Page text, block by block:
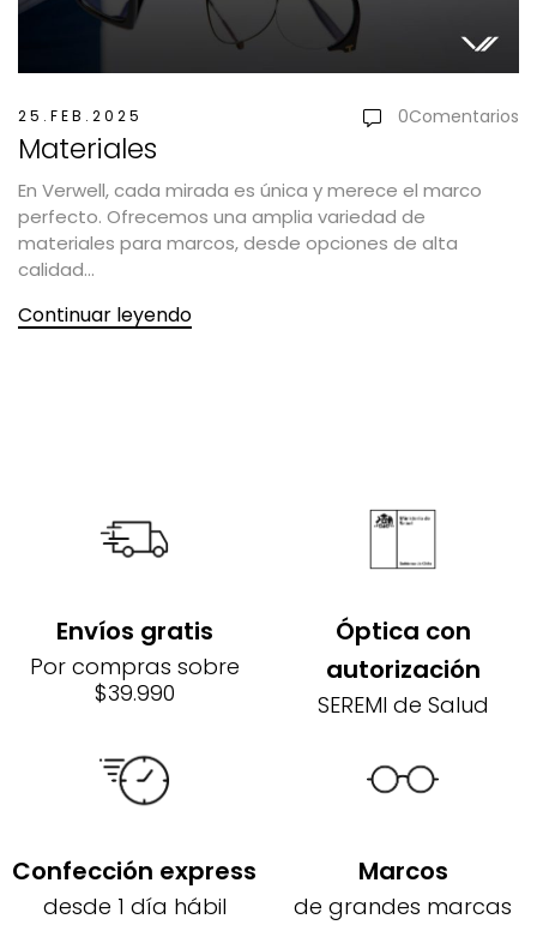
25.FEB.2025 0Comentarios
Materiales
En Verwell, cada mirada es única y merece el marco
perfecto. Ofrecemos una amplia variedad de
materiales para marcos, desde opciones de alta
calidad...
Continuar leyendo
Envíos gratis
Por compras sobre
$39.990
Óptica con
autorización
SEREMI de Salud
Confección express
desde 1 día hábil
Marcos
de grandes marcas